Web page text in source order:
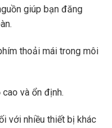
giúp bạn đăng
thoải mái trong môi
và ổn định.
với nhiều thiết bị khác